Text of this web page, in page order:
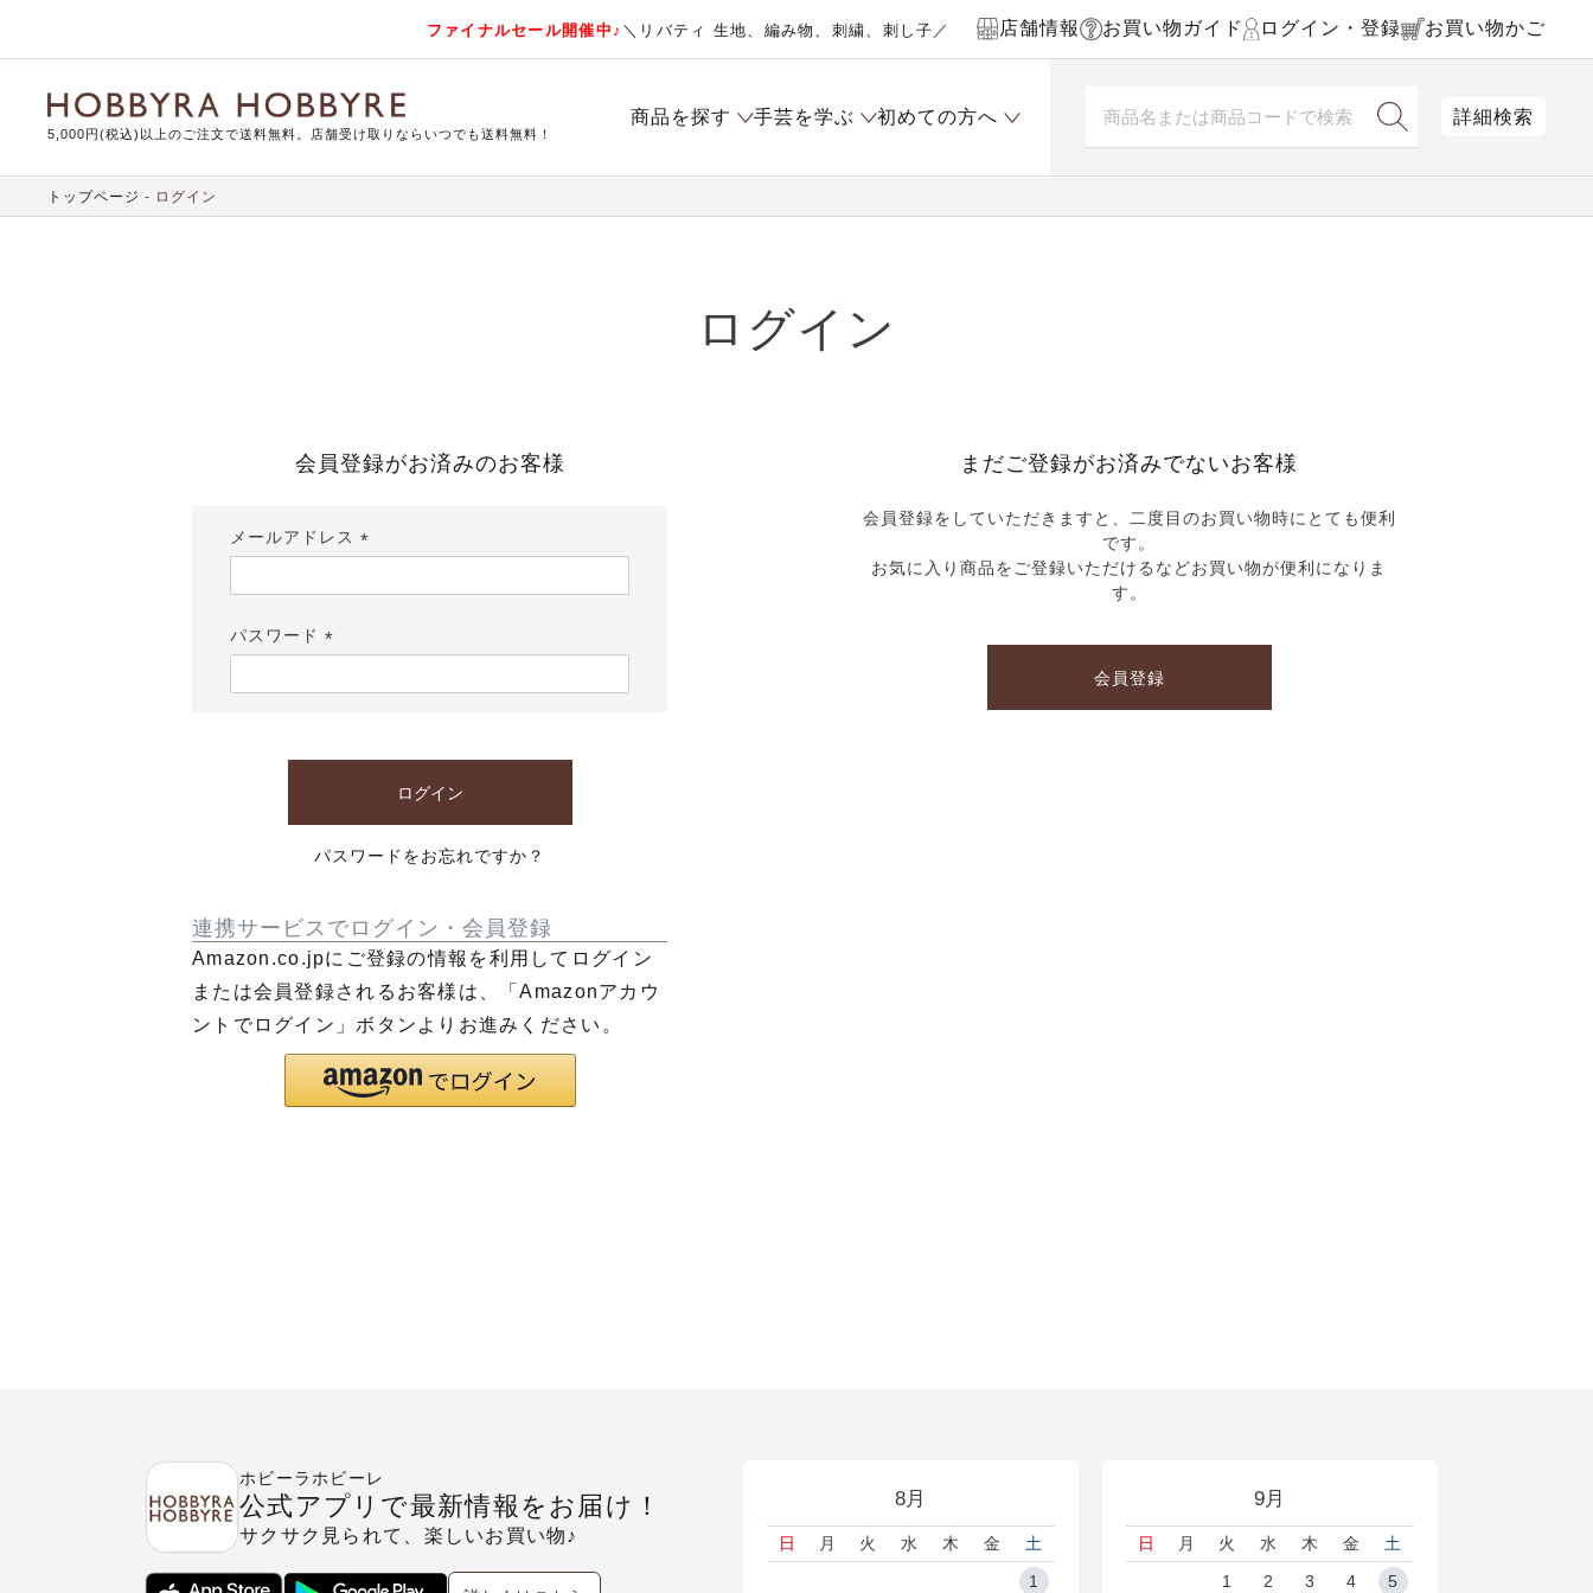
ファイナルセール開催中♪ ＼リバティ 生地、編み物、刺繍、刺し子／ 店舗情報 お買い物ガイド ログイン・登録 お買い物かご
5,000円(税込)以上のご注文で送料無料。店舗受け取りならいつでも送料無料！
商品を探す 手芸を学ぶ 初めての方へ 詳細検索
トップページ ログイン
ログイン
会員登録がお済みのお客様
メールアドレス
須)
パスワード
須)
ログイン
パスワードをお忘れですか？
連携サービスでログイン・会員登録
Amazon.co.jpにご登録の情報を利用してログイン
または会員登録されるお客様は、「Amazonアカウ
ントでログイン」ボタンよりお進みください。
まだご登録がお済みでないお客様
会員登録をしていただきますと、二度目のお買い物時にとても便利
です。
お気に入り商品をご登録いただけるなどお買い物が便利になりま
す。
会員登録
8月
日 月 火 水 木 金
土
1
9月
日 月 火 水 木 金
土
1
2 3 4 5
ホビーラホビーレ
公式アプリで最新情報をお届け！
サクサク見られて、楽しいお買い物♪